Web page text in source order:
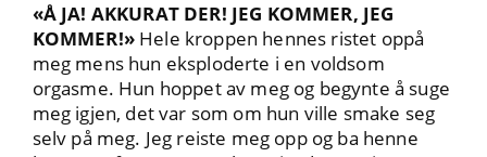
«Å JA! AKKURAT DER! JEG KOMMER, JEG
KOMMER!»Hele kroppen hennes ristet oppå
meg mens hun eksploderte i en voldsom
orgasme. Hun hoppet av meg og begynte å suge
meg igjen, det var som om hun ville smake seg
selv på meg. Jeg reiste meg opp og ba henne